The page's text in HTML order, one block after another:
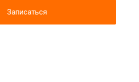
Записаться